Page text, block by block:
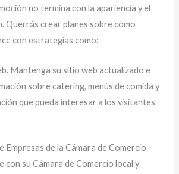
no termina con la apariencia y el
Querrás crear planes sobre cómo
con estrategias como:
Mantenga su sitio web actualizado e
sobre catering, menús de comida y
que pueda interesar a los visitantes
Empresas de la Cámara de Comercio.
con su Cámara de Comercio local y